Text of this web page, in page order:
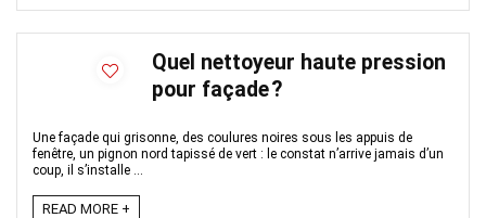
Quel nettoyeur haute pression
pour façade ?
Une façade qui grisonne, des coulures noires sous les appuis de
fenêtre, un pignon nord tapissé de vert : le constat n’arrive jamais d’un
coup, il s’installe ...
READ MORE +